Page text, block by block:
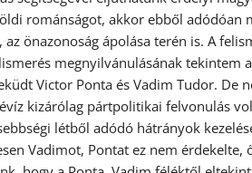
románságot, akkor ebből adódóan
önazonoság ápolása terén is. A
megnyilvánulásának tekintem
Victor Ponta és Vadim Tudor. De
kizárólag pártpolitikai felvonulás
létből adódó hátrányok
Vadimot, Pontat ez nem érdekelte,